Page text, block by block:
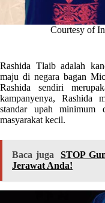
Courtesy of
Rashida Tlaib adalah
maju di negara bagan
Rashida sendiri
kampanyenya, Rashida
standar upah minimum
masyarakat kecil.
Baca juga
STOP
Jerawat Anda!